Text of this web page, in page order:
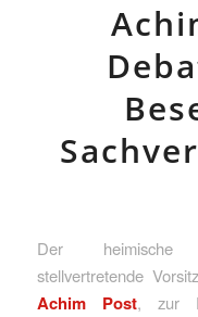
Der heimische
stellvertretende
Achim Post, zur